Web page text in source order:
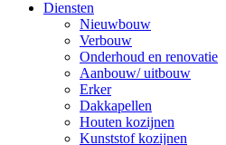
Diensten
Nieuwbouw
Verbouw
Onderhoud en renovatie
Aanbouw/ uitbouw
Erker
Dakkapellen
Houten kozijnen
Kunststof kozijnen